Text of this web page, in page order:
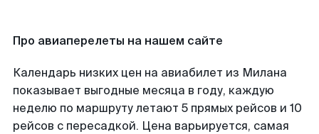
Про авиаперелеты на нашем сайте
Календарь низких цен на авиабилет из Милана
показывает выгодные месяца в году, каждую
неделю по маршруту летают 5 прямых рейсов и 10
рейсов с пересадкой. Цена варьируется, самая